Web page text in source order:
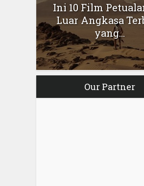
Ini 10 Film
Luar Angkasa
yang...
Our Partner